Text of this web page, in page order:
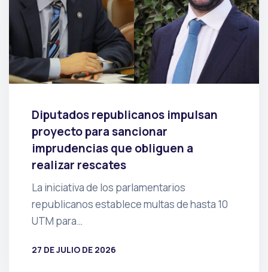
Diputados republicanos impulsan
proyecto para sancionar
imprudencias que obliguen a
realizar rescates
La iniciativa de los parlamentarios
republicanos establece multas de hasta 10
UTM para…
27 DE JULIO DE 2026